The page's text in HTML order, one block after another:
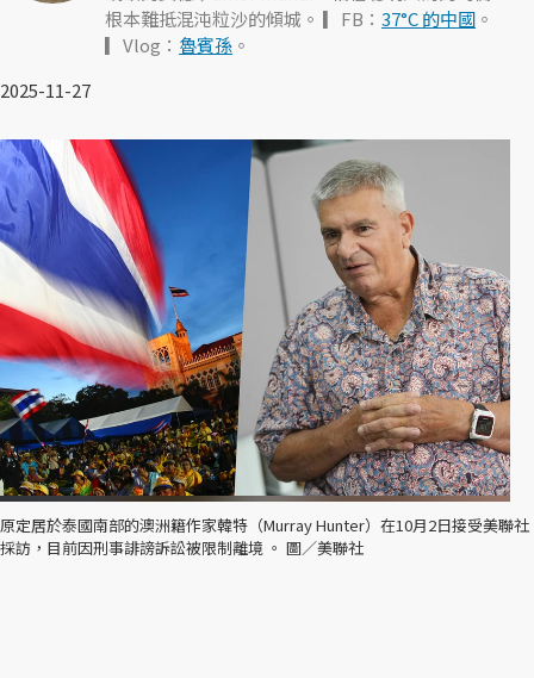
根本難抵混沌粒沙的傾城。 ▎FB： 37°C 的中國 。
▎Vlog： 魯賓孫 。
2025-11-27
原定居於泰國南部的澳洲籍作家韓特（Murray Hunter）在10月2日接受美聯社
採訪，目前因刑事誹謗訴訟被限制離境 。 圖／美聯社